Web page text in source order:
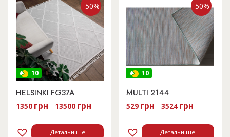
10
-50%
HELSINKI FG37A
1350 грн – 13500 грн
Детальніше
10
-50%
MULTI 2144
529 грн – 3524 грн
Детальніше